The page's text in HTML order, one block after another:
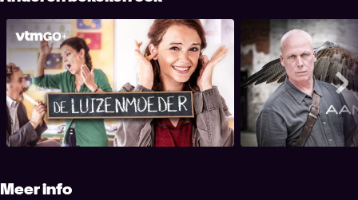
De Luizenmoeder Vinger
Meer info